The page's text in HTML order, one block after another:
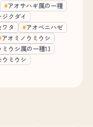
アオサハギ属の一種
クダイ
タ
アオベニハゼ
アオミノウミウシ
ミウシ属の一種13
ウミウシ